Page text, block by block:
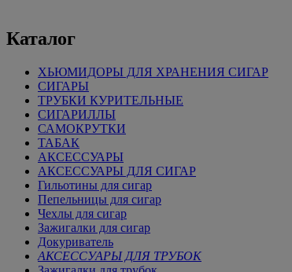
Каталог
ХЬЮМИДОРЫ ДЛЯ ХРАНЕНИЯ СИГАР
СИГАРЫ
ТРУБКИ КУРИТЕЛЬНЫЕ
СИГАРИЛЛЫ
САМОКРУТКИ
ТАБАК
АКСЕССУАРЫ
АКСЕССУАРЫ ДЛЯ СИГАР
Гильотины для сигар
Пепельницы для сигар
Чехлы для сигар
Зажигалки для сигар
Докуриватель
АКСЕССУАРЫ ДЛЯ ТРУБОК